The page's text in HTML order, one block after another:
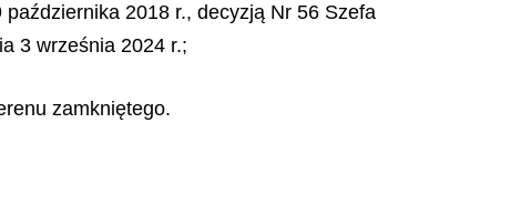
2018 r., decyzją Nr 56 Szefa
3 września 2024 r.;
zamkniętego.